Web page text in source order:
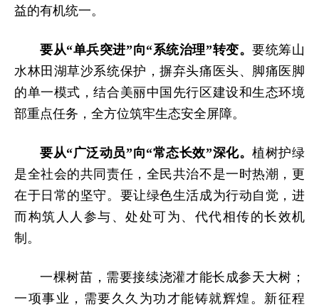
益的有机统一。
要从“单兵突进”向“系统治理”转变。要统筹山
水林田湖草沙系统保护，摒弃头痛医头、脚痛医脚
的单一模式，结合美丽中国先行区建设和生态环境
部重点任务，全方位筑牢生态安全屏障。
要从“广泛动员”向“常态长效”深化。植树护绿
是全社会的共同责任，全民共治不是一时热潮，更
在于日常的坚守。要让绿色生活成为行动自觉，进
而构筑人人参与、处处可为、代代相传的长效机
制。
一棵树苗，需要接续浇灌才能长成参天大树；
一项事业，需要久久为功才能铸就辉煌。新征程